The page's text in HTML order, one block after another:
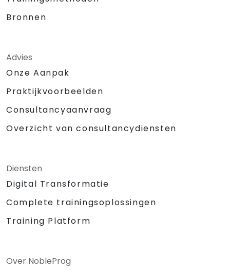
Bronnen
Advies
Onze Aanpak
Praktijkvoorbeelden
Consultancyaanvraag
Overzicht van consultancydiensten
Diensten
Digital Transformatie
Complete trainingsoplossingen
Training Platform
Over NobleProg